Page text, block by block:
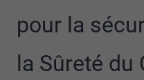
pour la
la Sûreté du